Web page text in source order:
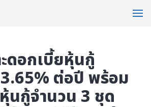
ดอกเบี้ยหุ้นกู้
ต่อปี พร้อม
นกู้จำนวน 3 ชุด